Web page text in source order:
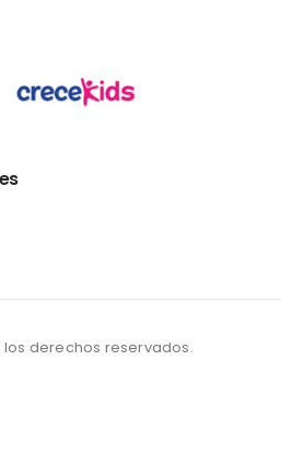
los derechos reservados.